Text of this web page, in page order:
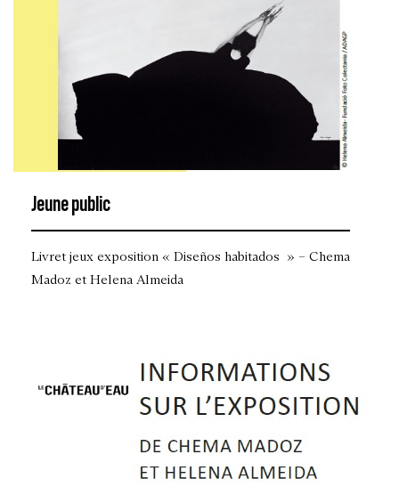
Livret jeux exposition « Diseños habitados » – Chema
Madoz et Helena Almeida
Jeune public